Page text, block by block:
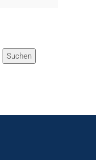
Suchen